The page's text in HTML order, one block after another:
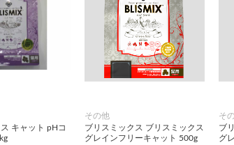
キャット pHコ
その他
ブリスミックス ブリスミックス
グレインフリーキャット 500g
そ
ブ
グ